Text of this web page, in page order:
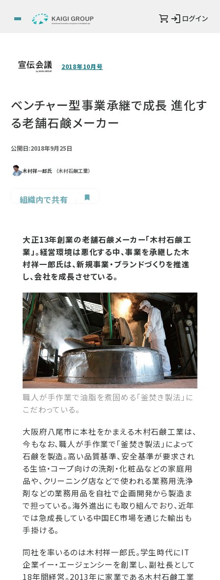
ログイン
2018年10月号
ベンチャー型事業承継で成長 進化す
る老舗石鹸メーカー
公開日:2018年9月25日
木村祥一郎氏 （木村石鹸工業）
組織内で共有
大正13年創業の老舗石鹸メーカー「木村石鹸工
業」。経営環境は悪化する中、事業を承継した木
村祥一郎氏は、新規事業・ブランドづくりを推進
し、会社を成長させている。
職人が手作業で油脂を煮固める「釜焚き製法」に
こだわっている。
大阪府八尾市に本社をかまえる木村石鹸工業は、
今もなお、職人が手作業で「釜焚き製法」によって
石鹸を製造。高い品質基準、安全基準が要求され
る生協・コープ向けの洗剤・化粧品などの家庭用
品や、クリーニング店などで使われる業務用洗浄
剤などの業務用品を自社で企画開発から製造ま
で担っている。海外進出にも取り組んでおり、近年
では急成長している中国EC市場を通じた輸出も
手掛ける。
同社を率いるのは木村祥一郎氏。学生時代にIT
企業イー・エージェンシーを創業し、副社長として
18年間経営。2013年に家業である木村石鹸工業